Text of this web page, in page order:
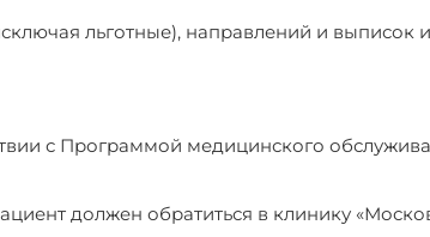
льготные), направлений и
с Программой медицинского
должен обратиться в клинику